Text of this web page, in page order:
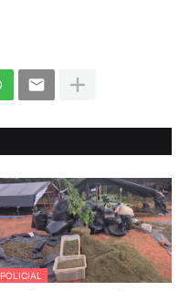
POLICIAL